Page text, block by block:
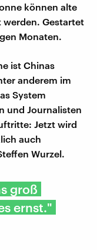
können alte
Gestartet
Monaten.
ist Chinas
anderem im
System
und Journalisten
Jetzt wird
auch
Wurzel.
groß
ernst."